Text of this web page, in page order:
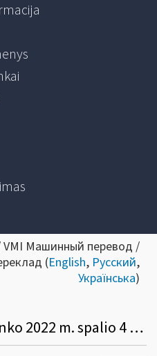
VMI Машинный перевод /
(English, Русский,
Українська)
Dėl VMI prie FM viršininko 2022 m. spalio 4 d. įsakymo Nr. VA-75